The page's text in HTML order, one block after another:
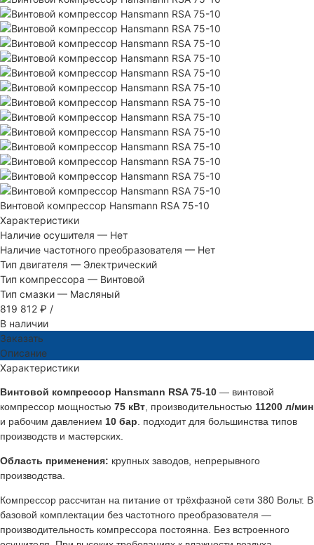
Винтовой компрессор Hansmann RSA 75-10
Характеристики
Наличие осушителя — Нет
Наличие частотного преобразователя — Нет
Тип двигателя — Электрический
Тип компрессора — Винтовой
Тип смазки — Масляный
819 812 ₽ /
В наличии
Заказать
Описание
Характеристики
Винтовой компрессор Hansmann RSA 75-10 — винтовой
компрессор мощностью 75 кВт , производительностью 11200 л/мин
и рабочим давлением 10 бар . подходит для большинства типов
производств и мастерских.
Область применения: крупных заводов, непрерывного
производства.
Компрессор рассчитан на питание от трёхфазной сети 380 Вольт. В
базовой комплектации без частотного преобразователя —
производительность компрессора постоянна. Без встроенного